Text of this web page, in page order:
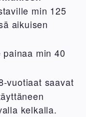
min 125
aikuisen
min 40
vuotiaat saavat
kelkalla.